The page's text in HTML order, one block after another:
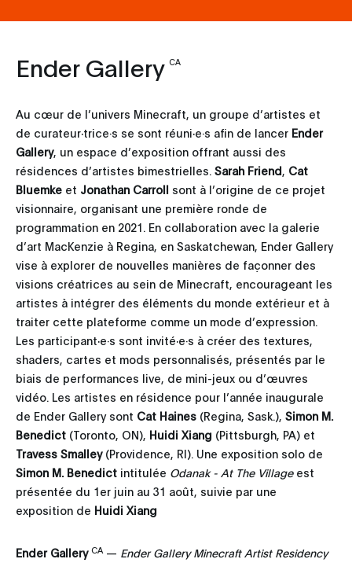
Ender Gallery CA
Au cœur de l’univers Minecraft, un groupe d’artistes et
de curateur∙trice·s se sont réuni∙e·s afin de lancer Ender
Gallery, un espace d’exposition offrant aussi des
résidences d’artistes bimestrielles. Sarah Friend, Cat
Bluemke et Jonathan Carroll sont à l’origine de ce projet
visionnaire, organisant une première ronde de
programmation en 2021. En collaboration avec la galerie
d’art MacKenzie à Regina, en Saskatchewan, Ender Gallery
vise à explorer de nouvelles manières de façonner des
visions créatrices au sein de Minecraft, encourageant les
artistes à intégrer des éléments du monde extérieur et à
traiter cette plateforme comme un mode d’expression.
Les participant∙e·s sont invité∙e·s à créer des textures,
shaders, cartes et mods personnalisés, présentés par le
biais de performances live, de mini-jeux ou d’œuvres
vidéo. Les artistes en résidence pour l’année inaugurale
de Ender Gallery sont Cat Haines (Regina, Sask.), Simon M.
Benedict (Toronto, ON), Huidi Xiang (Pittsburgh, PA) et
Travess Smalley(Providence, RI). Une exposition solo de
Simon M. Benedict intitulée Odanak - At The Villageest
présentée du 1er juin au 31 août, suivie par une
exposition de Huidi Xiang
Ender Gallery CA— Ender Gallery Minecraft Artist Residency